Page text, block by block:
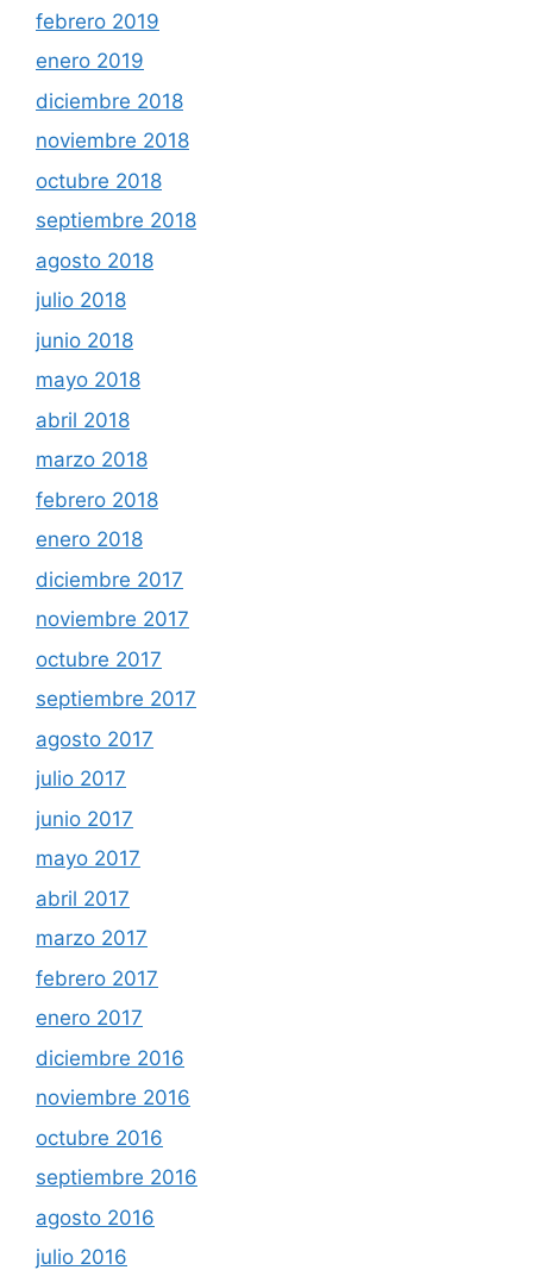
febrero 2019
enero 2019
diciembre 2018
noviembre 2018
octubre 2018
septiembre 2018
agosto 2018
julio 2018
junio 2018
mayo 2018
abril 2018
marzo 2018
febrero 2018
enero 2018
diciembre 2017
noviembre 2017
octubre 2017
septiembre 2017
agosto 2017
julio 2017
junio 2017
mayo 2017
abril 2017
marzo 2017
febrero 2017
enero 2017
diciembre 2016
noviembre 2016
octubre 2016
septiembre 2016
agosto 2016
julio 2016